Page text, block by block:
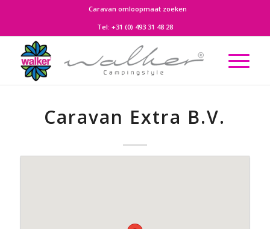
Caravan omloopmaat zoeken
Tel: +31 (0) 493 31 48 28
Caravan Extra B.V.